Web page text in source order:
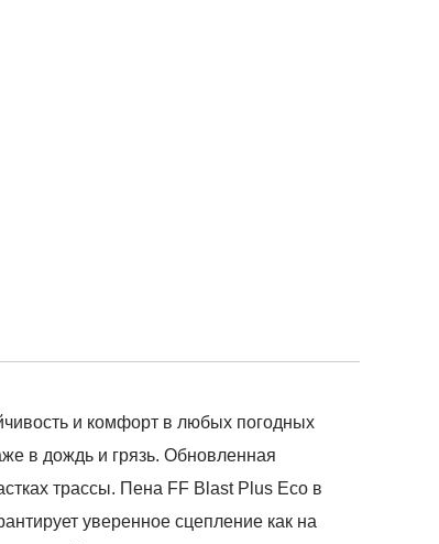
и комфорт в любых погодных
в дождь и грязь. Обновленная
трассы. Пена FF Blast Plus Eco в
уверенное сцепление как на